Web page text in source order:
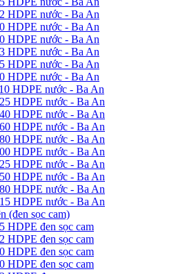
HDPE nước - Ba An
HDPE nước - Ba An
HDPE nước - Ba An
HDPE nước - Ba An
HDPE nước - Ba An
HDPE nước - Ba An
HDPE nước - Ba An
HDPE nước - Ba An
HDPE nước - Ba An
HDPE nước - Ba An
HDPE nước - Ba An
HDPE nước - Ba An
HDPE nước - Ba An
HDPE nước - Ba An
HDPE nước - Ba An
HDPE nước - Ba An
(đen sọc cam)
HDPE đen sọc cam
HDPE đen sọc cam
HDPE đen sọc cam
HDPE đen sọc cam